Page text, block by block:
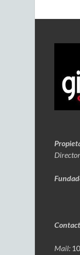
Mail: